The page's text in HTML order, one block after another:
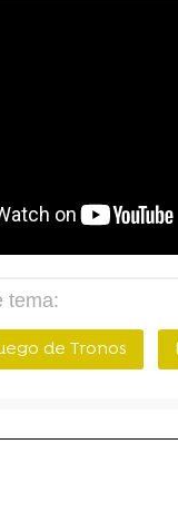
tema:
de Tronos